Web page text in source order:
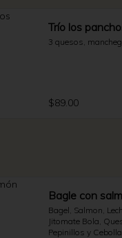
Trío los
3 quesos,
$89.00
Bagle con
Bagel, Salmon,
Jitomate Bola,
Pepinillos y